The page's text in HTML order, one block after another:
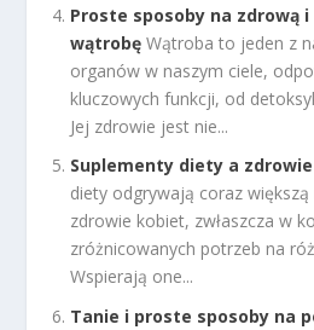
Proste sposoby na zdrową
wątrobę Wątroba to jeden z
organów w naszym ciele,
kluczowych funkcji, od
Jej zdrowie jest nie...
Suplementy diety a
diety odgrywają coraz
zdrowie kobiet, zwłaszcza w
zróżnicowanych potrzeb na
Wspierają one...
Tanie i proste sposoby na